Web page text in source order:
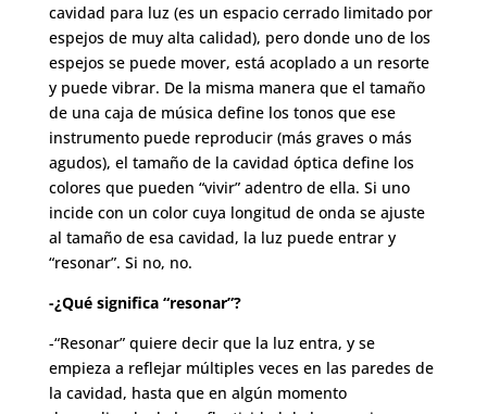
cavidad para luz (es un espacio cerrado limitado por
espejos de muy alta calidad), pero donde uno de los
espejos se puede mover, está acoplado a un resorte
y puede vibrar. De la misma manera que el tamaño
de una caja de música define los tonos que ese
instrumento puede reproducir (más graves o más
agudos), el tamaño de la cavidad óptica define los
colores que pueden “vivir” adentro de ella. Si uno
incide con un color cuya longitud de onda se ajuste
al tamaño de esa cavidad, la luz puede entrar y
“resonar”. Si no, no.
-¿Qué significa “resonar”?
-“Resonar” quiere decir que la luz entra, y se
empieza a reflejar múltiples veces en las paredes de
la cavidad, hasta que en algún momento